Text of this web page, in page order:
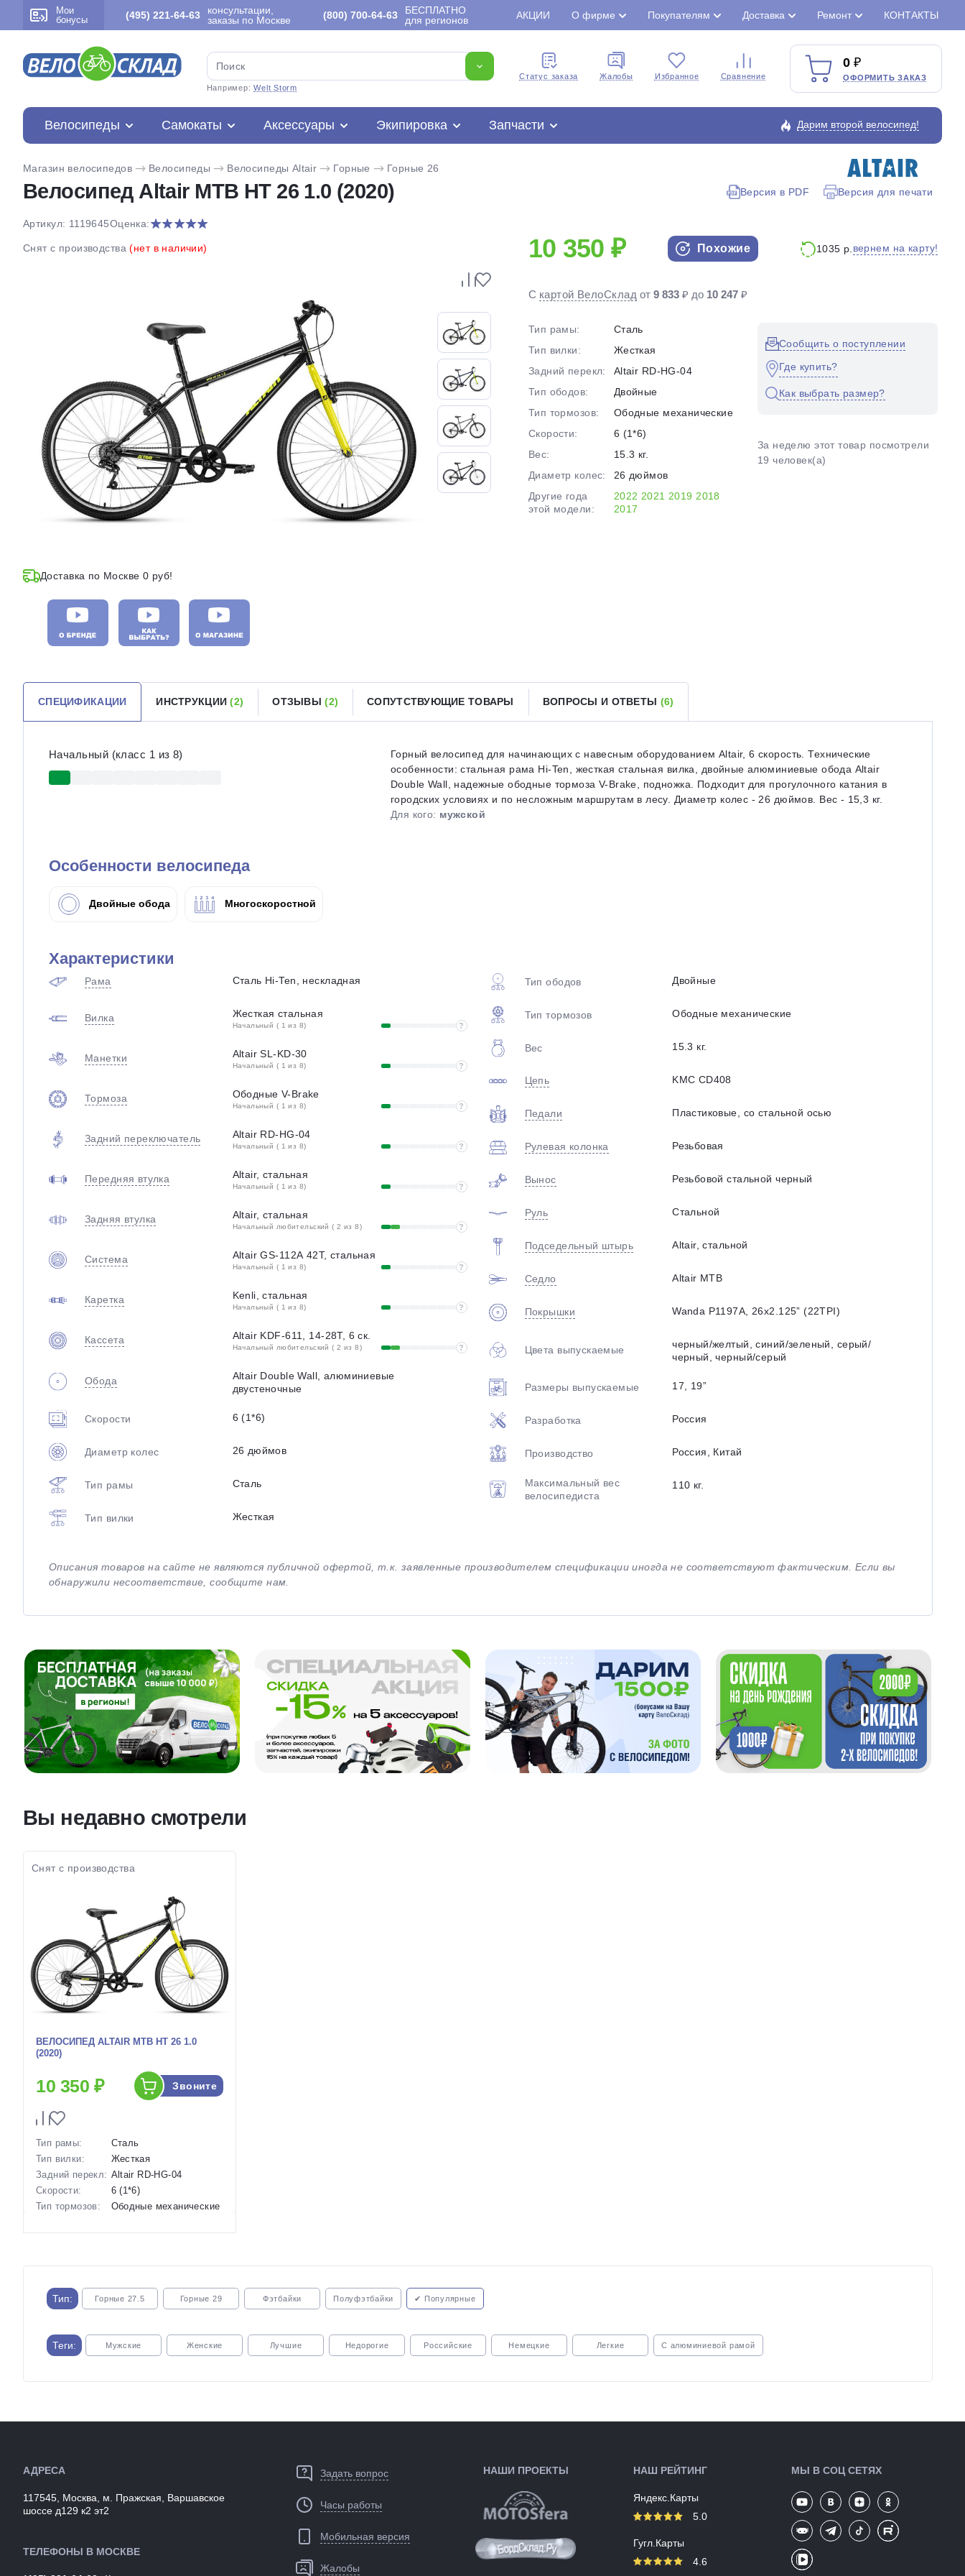
Мои
бонусы
(495) 221-64-63
консультации,
заказы по Москве
(800) 700-64-63
БЕСПЛАТНО
для регионов
АКЦИИ О фирме Покупателям Доставка Ремонт КОНТАКТЫ
Например:Welt Storm
Cтатус заказа Жалобы Избранное Сравнение
0
ОФОРМИТЬ ЗАКАЗ
Велосипеды Самокаты Аксессуары Экипировка Запчасти Дарим второй велосипед!
Магазин велосипедов Велосипеды Велосипеды Altair Горные Горные 26
Велосипед Altair MTB HT 26 1.0 (2020) Версия в PDF Версия для печати
Артикул: 1119645Оценка:
Снят с производства(нет в наличии)
Доставка по Москве 0 руб!
10 350 ₽ Похожие 1035 р. вернем на карту!
С картой ВелоСклад от9 833 ₽ до 10 247 ₽
Тип рамы:
Сталь
Тип вилки:
Жесткая
Задний перекл:
Altair RD-HG-04
Тип ободов:
Двойные
Тип тормозов:
Ободные механические
Скорости:
6 (1*6)
Вес:
15.3 кг.
Диаметр колес:
26 дюймов
Другие года
этой модели:
2022 2021 2019 2018
2017
Сообщить о поступлении
Где купить?
Как выбрать размер?
За неделю этот товар посмотрели
19 человек(а)
СПЕЦИФИКАЦИИ ИНСТРУКЦИИ(2) ОТЗЫВЫ(2) СОПУТСТВУЮЩИЕ ТОВАРЫ ВОПРОСЫ И ОТВЕТЫ (6)
Начальный (класс 1 из 8)
Горный велосипед для начинающих с навесным оборудованием Altair, 6 скорость. Технические
особенности: стальная рама Hi-Ten, жесткая стальная вилка, двойные алюминиевые обода Altair
Double Wall, надежные ободные тормоза V-Brake, подножка. Подходит для прогулочного катания в
городских условиях и по несложным маршрутам в лесу. Диаметр колес - 26 дюймов. Вес - 15,3 кг.
Для кого: мужской
Особенности велосипеда
Двойные обода Многоскоростной
Характеристики
Рама Сталь Hi-Ten, нескладная
Вилка Жесткая стальная
Начальный ( 1 из 8) ?
Манетки Altair SL-KD-30
Начальный ( 1 из 8) ?
Тормоза Ободные V-Brake
Начальный ( 1 из 8) ?
Задний переключатель Altair RD-HG-04
Начальный ( 1 из 8) ?
Передняя втулка Altair, стальная
Начальный ( 1 из 8) ?
Задняя втулка Altair, стальная
Начальный любительский ( 2 из 8) ?
Система Altair GS-112A 42T, стальная
Начальный ( 1 из 8) ?
Каретка Kenli, стальная
Начальный ( 1 из 8) ?
Кассета Altair KDF-611, 14-28T, 6 ск.
Начальный любительский ( 2 из 8) ?
Обода
Altair Double Wall, алюминиевые
двустеночные
Скорости 6 (1*6)
Диаметр колес 26 дюймов
Тип рамы Сталь
Тип вилки Жесткая
Тип ободов Двойные
Тип тормозов Ободные механические
Вес 15.3 кг.
Цепь KMC CD408
Педали Пластиковые, со стальной осью
Рулевая колонка Резьбовая
Вынос Резьбовой стальной черный
Руль Стальной
Подседельный штырь Altair, стальной
Седло Altair MTB
Покрышки Wanda P1197A, 26x2.125” (22TPI)
Цвета выпускаемые
черный/желтый, синий/зеленый, серый/
черный, черный/серый
Размеры выпускаемые 17, 19”
Разработка Россия
Производство Россия, Китай
Максимальный вес
велосипедиста
110 кг.
Описания товаров на сайте не являются публичной офертой, т.к. заявленные производителем спецификации иногда не соответствуют фактическим. Если вы
обнаружили несоответствие, сообщите нам.
Вы недавно смотрели
Снят с производства
ВЕЛОСИПЕД ALTAIR MTB HT 26 1.0
(2020)
10 350 ₽ Звоните
Тип рамы:
Сталь
Тип вилки:
Жесткая
Задний перекл: Altair RD-HG-04
Скорости:
6 (1*6)
Тип тормозов:
Ободные механические
Тип: Горные 27.5 Горные 29 Фэтбайки Полуфэтбайки ✔ Популярные
Теги: Мужские Женские Лучшие Недорогие Российские Немецкие Легкие С алюминиевой рамой
АДРЕСА
117545, Москва, м. Пражская, Варшавское
шоссе д129 к2 эт2
ТЕЛЕФОНЫ В МОСКВЕ
Задать вопрос
Часы работы
Мобильная версия
Жалобы
НАШИ ПРОЕКТЫ НАШ РЕЙТИНГ
Яндекс.Карты
5.0
Гугл.Карты
4.6
МЫ В СОЦ СЕТЯХ
Закрыть
Разбейте
на части
без переплат
График платежей
Сегодня
25%
Оставшиеся 75% будутсписываться
с вашей картыпо25%каждые 2 недели
Подробнееоб оплате Плайтом
раз в 2 недели